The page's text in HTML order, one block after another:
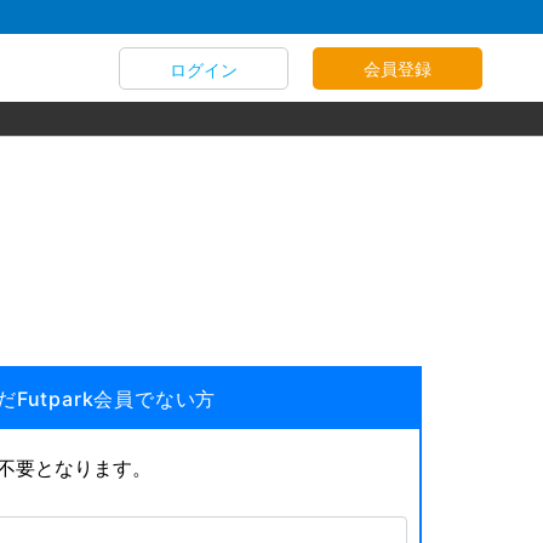
ログイン 会員登録
Futpark会員でない方
となります。